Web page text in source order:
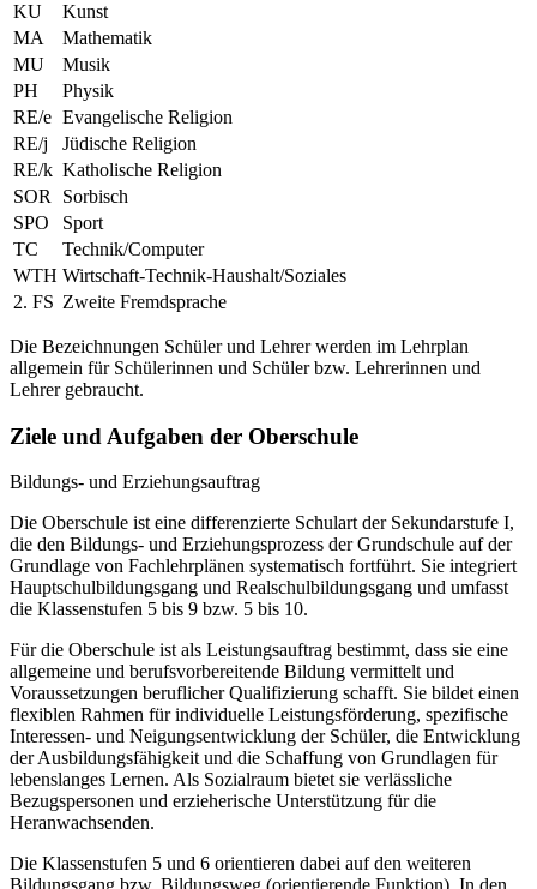
KU
Kunst
MA
Mathematik
MU
Musik
PH
Physik
RE/e Evangelische Religion
RE/j
Jüdische Religion
RE/k Katholische Religion
SOR
Sorbisch
SPO
Sport
TC
Technik/Computer
WTH Wirtschaft-Technik-Haushalt/Soziales
2. FS Zweite Fremdsprache
Die Bezeichnungen Schüler und Lehrer werden im Lehrplan
allgemein für Schülerinnen und Schüler bzw. Lehrerinnen und
Lehrer gebraucht.
Ziele und Aufgaben der Oberschule
Bildungs- und Erziehungsauftrag
Die Oberschule ist eine differenzierte Schulart der Sekundarstufe I,
die den Bildungs- und Erziehungsprozess der Grundschule auf der
Grundlage von Fachlehrplänen systematisch fortführt. Sie integriert
Hauptschulbildungsgang und Realschulbildungsgang und umfasst
die Klassenstufen 5 bis 9 bzw. 5 bis 10.
Für die Oberschule ist als Leistungsauftrag bestimmt, dass sie eine
allgemeine und berufsvorbereitende Bildung vermittelt und
Voraussetzungen beruflicher Qualifizierung schafft. Sie bildet einen
flexiblen Rahmen für individuelle Leistungsförderung, spezifische
Interessen- und Neigungsentwicklung der Schüler, die Entwicklung
der Ausbildungsfähigkeit und die Schaffung von Grundlagen für
lebenslanges Lernen. Als Sozialraum bietet sie verlässliche
Bezugspersonen und erzieherische Unterstützung für die
Heranwachsenden.
Die Klassenstufen 5 und 6 orientieren dabei auf den weiteren